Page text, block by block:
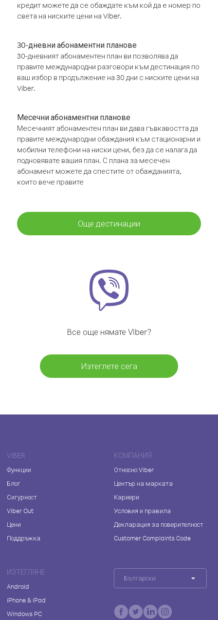
кредит можете да се обаждате към кой да е номер по
света на ниските цени на Viber.
30-дневни абонаментни планове
30-дневният абонаментен план ви позволява да
правите международни разговори към дестинация по
ваш избор в продължение на 30 дни с ниските цени на
Viber.
Месечни абонаментни планове
Месечният абонаментен план ви дава гъвкавостта да
правите международни обаждания към стационарни и
мобилни телефони на ниски цени, без да се налага да
подновявате вашия план. С плана за месечен
абонамент можете да спестите от обажданията,
които вече правите
Още дестинации
Все още нямате Viber?
Изтеглете сега
VIBER
Функции
Блог
Сигурност
Viber Out
Цени
Поддръжка
КОМПАНИЯ
Относно Viber
Център на марката
Кариери
Условия и правила
Декларация за поверителност
Customer Complaints Code
ИЗТЕГЛЯНЕ
Android
iPhone & iPad
Windows PC
Български